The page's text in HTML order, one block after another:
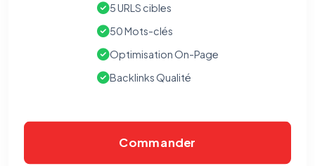
5 URLS cibles
50 Mots-clés
Optimisation On-Page
Backlinks Qualité
Commander